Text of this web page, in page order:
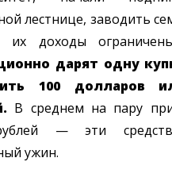
лестнице, заводить
их доходы
дарят одну
100 долларов
В среднем на пару
— эти
ужин.